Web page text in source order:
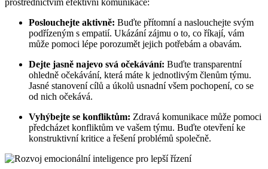
Poslouchejte aktivně: Buďte přítomní a naslouchejte svým
podřízeným s empatií. Ukázání zájmu o to, co říkají, vám
může pomoci lépe porozumět jejich potřebám a obavám.
Dejte jasně najevo svá očekávání: Buďte transparentní
ohledně očekávání, která máte k jednotlivým členům týmu.
Jasné stanovení cílů a úkolů usnadní všem pochopení, co se
od nich očekává.
Vyhýbejte se konfliktům: Zdravá komunikace může pomoci
předcházet konfliktům ve vašem týmu. Buďte otevření ke
konstruktivní kritice a řešení problémů společně.